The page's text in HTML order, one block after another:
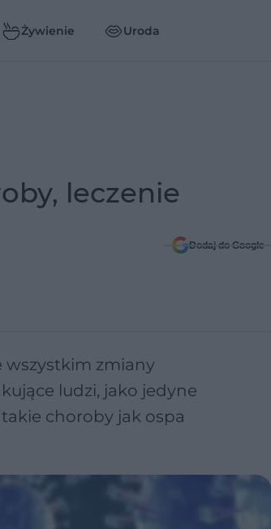
Żywienie Uroda
leczenie
Dodaj do Google
wszystkim zmiany
ludzi, jako jedyne
choroby jak ospa